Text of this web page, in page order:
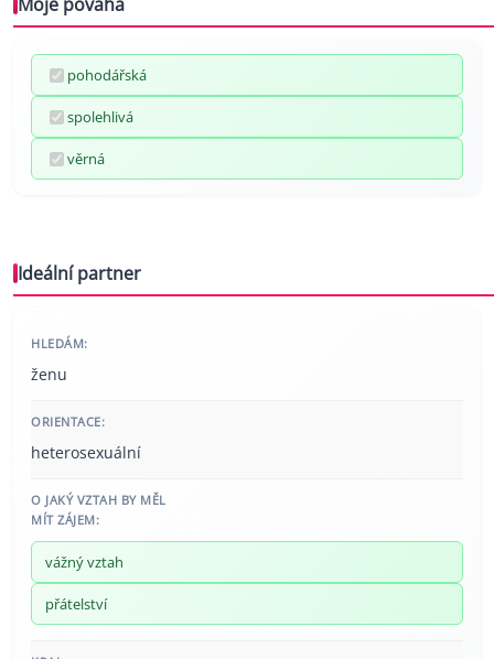
pohodářská
spolehlivá
věrná
Ideální partner
HLEDÁM:
ženu
ORIENTACE:
heterosexuální
O JAKÝ VZTAH BY MĚL
MÍT ZÁJEM:
vážný vztah
přátelství